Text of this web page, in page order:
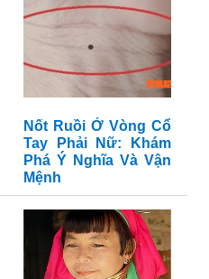
Nốt Ruồi Ở Vòng Cổ
Tay Phải Nữ: Khám
Phá Ý Nghĩa Và Vận
Mệnh